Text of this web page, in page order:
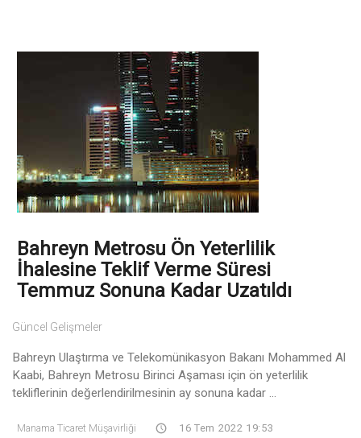
Bahreyn Metrosu Ön Yeterlilik
İhalesine Teklif Verme Süresi
Temmuz Sonuna Kadar Uzatıldı
Güncel Gelişmeler
Bahreyn Ulaştırma ve Telekomünikasyon Bakanı Mohammed Al
Kaabi, Bahreyn Metrosu Birinci Aşaması için ön yeterlilik
tekliflerinin değerlendirilmesinin ay sonuna kadar ...
Manama Ticaret Müşavirliği 16 Tem 2022 19:53